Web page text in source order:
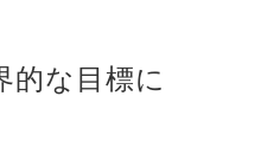
的な目標に